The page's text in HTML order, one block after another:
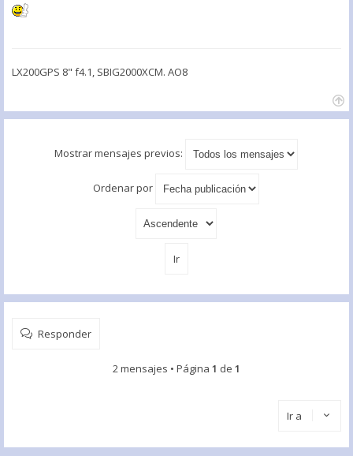
LX200GPS 8" f4.1, SBIG2000XCM. AO8
Mostrar mensajes previos:
Ordenar por
Responder
2 mensajes • Página 1 de 1
Ir a